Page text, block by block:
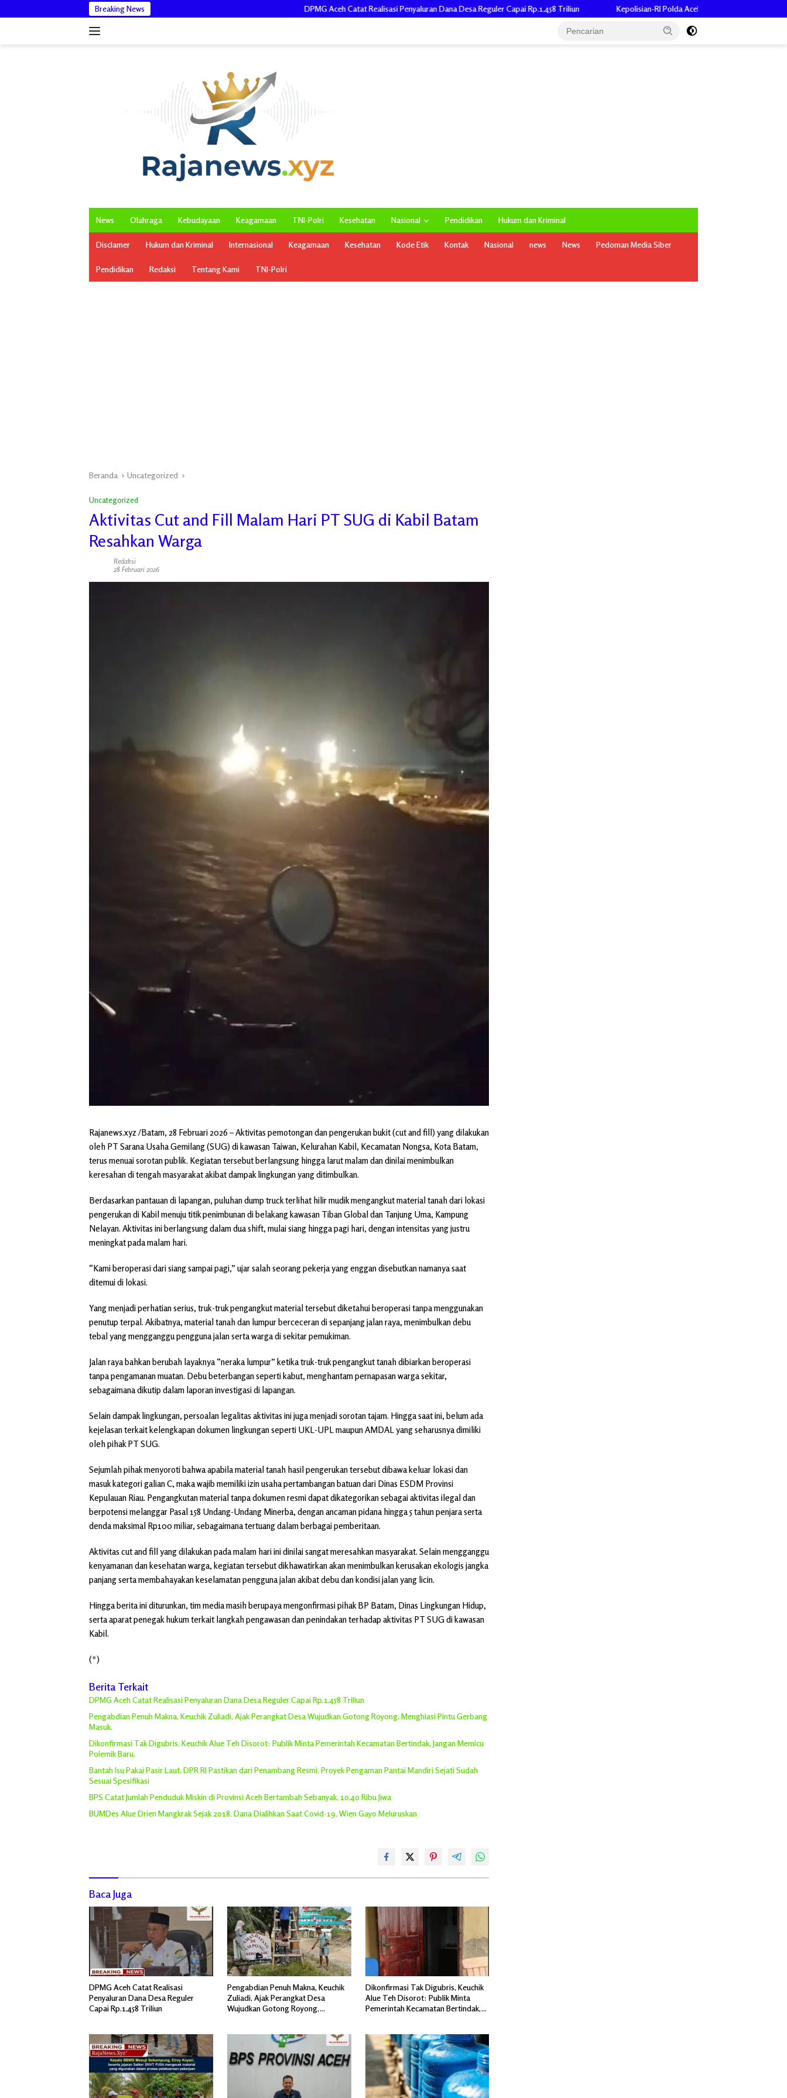
ke
Breaking News DPMG Aceh Catat Realisasi Penyaluran Dana Desa Reguler Capai Rp.1,458 Triliun Kepolisian-RI Polda Aceh Nyatakan Dua Perwira Poresta Banda Aceh
News Olahraga Kebudayaan Keagamaan TNI-Polri Kesehatan Nasional Pendidikan Hukum dan Kriminal
Disclamer Hukum dan Kriminal Internasional Keagamaan Kesehatan Kode Etik Kontak Nasional news News Pedoman Media Siber
Pendidikan Redaksi Tentang Kami TNI-Polri
Beranda Uncategorized
Uncategorized
Aktivitas Cut and Fill Malam Hari PT SUG di Kabil Batam
Resahkan Warga
Redaksi
28 Februari 2026
Rajanews.xyz /Batam, 28 Februari 2026 – Aktivitas pemotongan dan pengerukan bukit (cut and fill) yang dilakukan
oleh PT Sarana Usaha Gemilang (SUG) di kawasan Taiwan, Kelurahan Kabil, Kecamatan Nongsa, Kota Batam,
terus menuai sorotan publik. Kegiatan tersebut berlangsung hingga larut malam dan dinilai menimbulkan
keresahan di tengah masyarakat akibat dampak lingkungan yang ditimbulkan.
Berdasarkan pantauan di lapangan, puluhan dump truck terlihat hilir mudik mengangkut material tanah dari lokasi
pengerukan di Kabil menuju titik penimbunan di belakang kawasan Tiban Global dan Tanjung Uma, Kampung
Nelayan. Aktivitas ini berlangsung dalam dua shift, mulai siang hingga pagi hari, dengan intensitas yang justru
meningkat pada malam hari.
“Kami beroperasi dari siang sampai pagi,” ujar salah seorang pekerja yang enggan disebutkan namanya saat
ditemui di lokasi.
Yang menjadi perhatian serius, truk-truk pengangkut material tersebut diketahui beroperasi tanpa menggunakan
penutup terpal. Akibatnya, material tanah dan lumpur berceceran di sepanjang jalan raya, menimbulkan debu
tebal yang mengganggu pengguna jalan serta warga di sekitar pemukiman.
Jalan raya bahkan berubah layaknya “neraka lumpur” ketika truk-truk pengangkut tanah dibiarkan beroperasi
tanpa pengamanan muatan. Debu beterbangan seperti kabut, menghantam pernapasan warga sekitar,
sebagaimana dikutip dalam laporan investigasi di lapangan.
Selain dampak lingkungan, persoalan legalitas aktivitas ini juga menjadi sorotan tajam. Hingga saat ini, belum ada
kejelasan terkait kelengkapan dokumen lingkungan seperti UKL-UPL maupun AMDAL yang seharusnya dimiliki
oleh pihak PT SUG.
Sejumlah pihak menyoroti bahwa apabila material tanah hasil pengerukan tersebut dibawa keluar lokasi dan
masuk kategori galian C, maka wajib memiliki izin usaha pertambangan batuan dari Dinas ESDM Provinsi
Kepulauan Riau. Pengangkutan material tanpa dokumen resmi dapat dikategorikan sebagai aktivitas ilegal dan
berpotensi melanggar Pasal 158 Undang-Undang Minerba, dengan ancaman pidana hingga 5 tahun penjara serta
denda maksimal Rp100 miliar, sebagaimana tertuang dalam berbagai pemberitaan.
Aktivitas cut and fill yang dilakukan pada malam hari ini dinilai sangat meresahkan masyarakat. Selain mengganggu
kenyamanan dan kesehatan warga, kegiatan tersebut dikhawatirkan akan menimbulkan kerusakan ekologis jangka
panjang serta membahayakan keselamatan pengguna jalan akibat debu dan kondisi jalan yang licin.
Hingga berita ini diturunkan, tim media masih berupaya mengonfirmasi pihak BP Batam, Dinas Lingkungan Hidup,
serta aparat penegak hukum terkait langkah pengawasan dan penindakan terhadap aktivitas PT SUG di kawasan
Kabil.
(*)
Berita Terkait
DPMG Aceh Catat Realisasi Penyaluran Dana Desa Reguler Capai Rp.1,458 Triliun
Pengabdian Penuh Makna, Keuchik Zuliadi, Ajak Perangkat Desa Wujudkan Gotong Royong, Menghiasi Pintu Gerbang
Masuk.
Dikonfirmasi Tak Digubris, Keuchik Alue Teh Disorot: Publik Minta Pemerintah Kecamatan Bertindak, Jangan Memicu
Polemik Baru.
Bantah Isu Pakai Pasir Laut, DPR RI Pastikan dari Penambang Resmi, Proyek Pengaman Pantai Mandiri Sejati Sudah
Sesuai Spesifikasi
BPS Catat Jumlah Penduduk Miskin di Provinsi Aceh Bertambah Sebanyak, 10,40 Ribu Jiwa
BUMDes Alue Drien Mangkrak Sejak 2018, Dana Dialihkan Saat Covid-19, Wien Gayo Meluruskan
Baca Juga
DPMG Aceh Catat Realisasi
Penyaluran Dana Desa Reguler
Capai Rp.1,458 Triliun
Pengabdian Penuh Makna, Keuchik
Zuliadi, Ajak Perangkat Desa
Wujudkan Gotong Royong,
Dikonfirmasi Tak Digubris, Keuchik
Alue Teh Disorot: Publik Minta
Pemerintah Kecamatan Bertindak,